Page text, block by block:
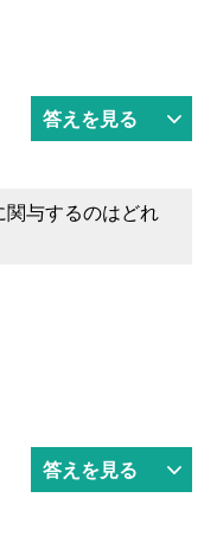
答えを見る
関与するのはどれ
答えを見る